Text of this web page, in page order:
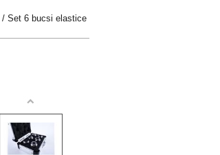
/ Set 6 bucsi elastice